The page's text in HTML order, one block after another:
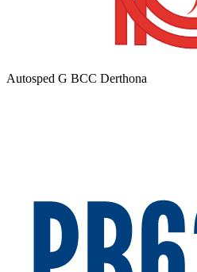
Autosped G BCC Derthona